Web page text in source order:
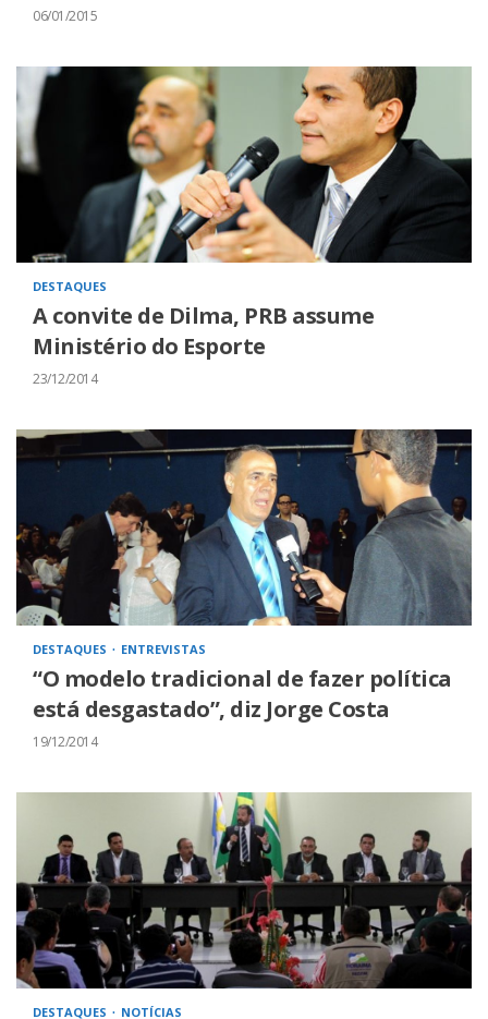
06/01/2015
DESTAQUES
A convite de Dilma, PRB assume
Ministério do Esporte
23/12/2014
DESTAQUES ENTREVISTAS
“O modelo tradicional de fazer política
está desgastado”, diz Jorge Costa
19/12/2014
DESTAQUES NOTÍCIAS